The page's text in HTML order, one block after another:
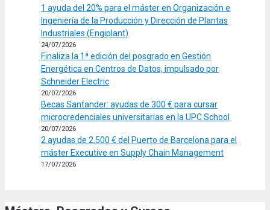
1 ayuda del 20% para el máster en Organización e
Ingeniería de la Producción y Dirección de Plantas
Industriales (Engiplant)
24/07/2026
Finaliza la 1ª edición del posgrado en Gestión
Energética en Centros de Datos, impulsado por
Schneider Electric
20/07/2026
Becas Santander: ayudas de 300 € para cursar
microcredenciales universitarias en la UPC School
20/07/2026
2 ayudas de 2.500 € del Puerto de Barcelona para el
máster Executive en Supply Chain Management
17/07/2026